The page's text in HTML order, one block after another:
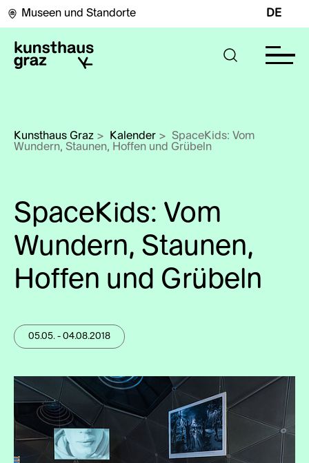
Museen und Standorte DE
Kunsthaus Graz > Kalender > SpaceKids: Vom
Wundern, Staunen, Hoffen und Grübeln
SpaceKids: Vom
Wundern, Staunen,
Hoffen und Grübeln
05.05. - 04.08.2018